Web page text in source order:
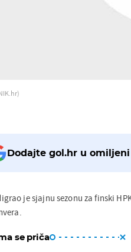
Dodajte gol.hr u
je sjajnu sezonu za finski
se priča